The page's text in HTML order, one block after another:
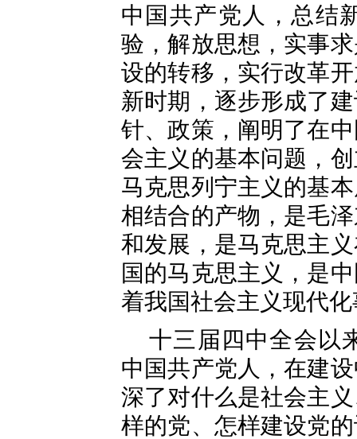
中国共产党人，总结
验，解放思想，实事
设的转移，实行改革
新时期，逐步形成了
针、政策，阐明了在
会主义的基本问题，
马克思列宁主义的基
相结合的产物，是毛
和发展，是马克思主
国的马克思主义，是
着我国社会主义现代
十三届四中全会以
中国共产党人，在建
深了对什么是社会主
样的党、怎样建设党